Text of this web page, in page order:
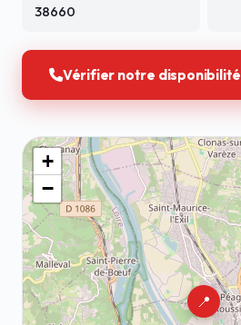
38660
Vérifier notre disponibilité
📍
+
−